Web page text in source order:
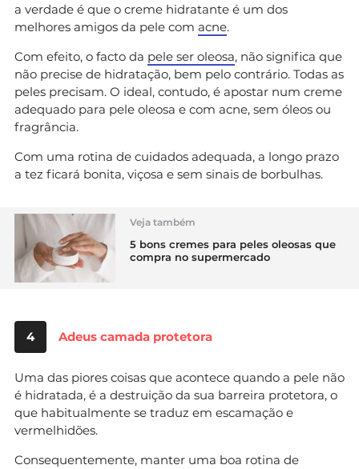
a verdade é que o creme hidratante é um dos
melhores amigos da pele com acne.
Com efeito, o facto da pele ser oleosa, não significa que
não precise de hidratação, bem pelo contrário. Todas as
peles precisam. O ideal, contudo, é apostar num creme
adequado para pele oleosa e com acne, sem óleos ou
fragrância.
Com uma rotina de cuidados adequada, a longo prazo
a tez ficará bonita, viçosa e sem sinais de borbulhas.
Veja também
5 bons cremes para peles oleosas que
compra no supermercado
4 Adeus camada protetora
Uma das piores coisas que acontece quando a pele não
é hidratada, é a destruição da sua barreira protetora, o
que habitualmente se traduz em escamação e
vermelhidões.
Consequentemente, manter uma boa rotina de